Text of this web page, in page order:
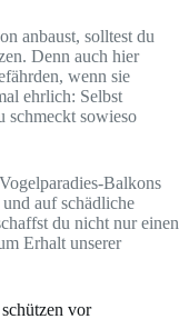
anbaust, solltest du
Denn auch hier
wenn sie
ehrlich: Selbst
schmeckt sowieso
Balkons
auf schädliche
du nicht nur einen
Erhalt unserer
vor